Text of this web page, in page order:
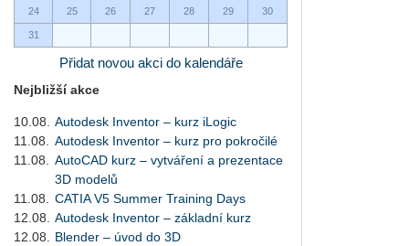
24 25 26 27 28 29 30
31
Přidat novou akci do kalendáře
Nejbližší akce
10.08.
Autodesk Inventor – kurz iLogic
11.08.
Autodesk Inventor – kurz pro pokročilé
11.08.
AutoCAD kurz – vytváření a prezentace
3D modelů
11.08.
CATIA V5 Summer Training Days
12.08.
Autodesk Inventor – základní kurz
12.08.
Blender – úvod do 3D